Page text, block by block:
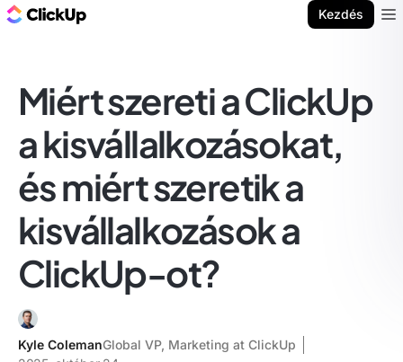
Kezdés
Miért szereti a ClickUp
a kisvállalkozásokat,
és miért szeretik a
kisvállalkozások a
ClickUp-ot?
Kyle ColemanGlobal VP, Marketing at ClickUp